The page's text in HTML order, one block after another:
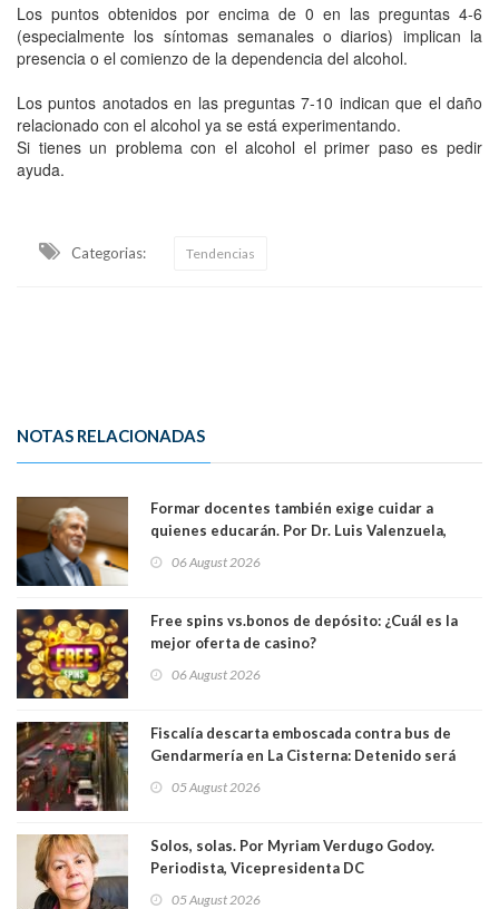
Los puntos obtenidos por encima de 0 en las preguntas 4-6
(especialmente los síntomas semanales o diarios) implican la
presencia o el comienzo de la dependencia del alcohol.
Los puntos anotados en las preguntas 7-10 indican que el daño
relacionado con el alcohol ya se está experimentando.
Si tienes un problema con el alcohol el primer paso es pedir
ayuda.
Categorias: Tendencias
NOTAS RELACIONADAS
Formar docentes también exige cuidar a
quienes educarán. Por Dr. Luis Valenzuela,
Académicos U. Católica Silva Henríquez
06 August 2026
Free spins vs.bonos de depósito: ¿Cuál es la
mejor oferta de casino?
06 August 2026
Fiscalía descarta emboscada contra bus de
Gendarmería en La Cisterna: Detenido será
05 August 2026
Solos, solas. Por Myriam Verdugo Godoy.
Periodista, Vicepresidenta DC
05 August 2026